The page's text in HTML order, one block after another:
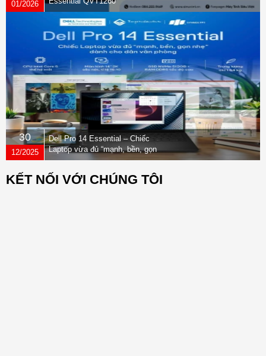
01/2026
30
12/2025
Dell Pro 14 Essential – Chiếc
Laptop vừa đủ “mạnh, bền, gọn
nhẹ” dành cho dân văn phòng
KẾT NỐI VỚI CHÚNG TÔI